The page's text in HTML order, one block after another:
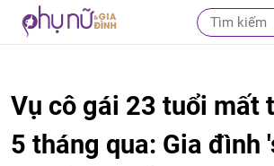
Vụ cô gái 23 tuổi mất
5 tháng qua: Gia đình